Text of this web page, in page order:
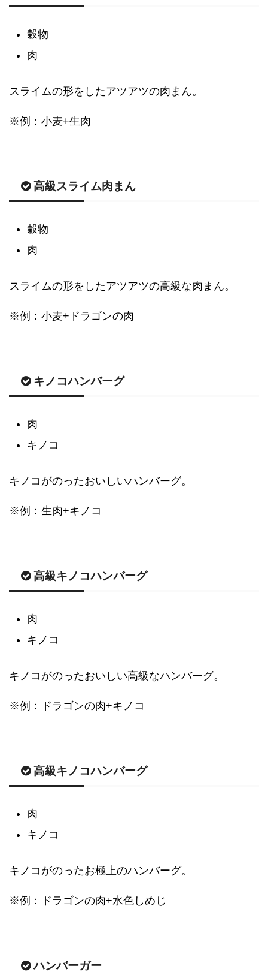
穀物
肉
スライムの形をしたアツアツの肉まん。
※例：小麦+生肉
高級スライム肉まん
穀物
肉
スライムの形をしたアツアツの高級な肉まん。
※例：小麦+ドラゴンの肉
キノコハンバーグ
肉
キノコ
キノコがのったおいしいハンバーグ。
※例：生肉+キノコ
高級キノコハンバーグ
肉
キノコ
キノコがのったおいしい高級なハンバーグ。
※例：ドラゴンの肉+キノコ
高級キノコハンバーグ
肉
キノコ
キノコがのったお極上のハンバーグ。
※例：ドラゴンの肉+水色しめじ
ハンバーガー